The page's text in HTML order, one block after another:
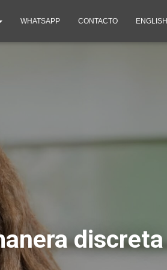
WHATSAPP CONTACTO ENGLISH
discreta